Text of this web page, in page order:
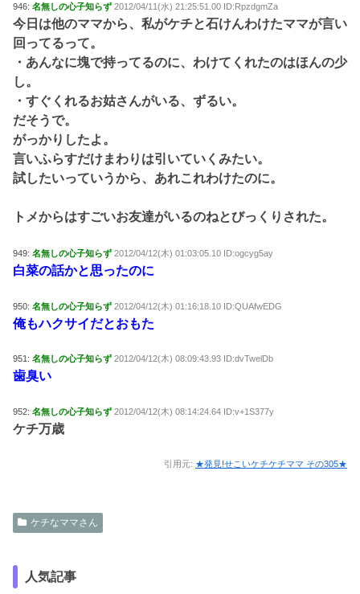
946: 名無しの心子知らず 2012/04/11(水) 21:25:51.00 ID:RpzdgmZa
今日は他のママから、私がケチと石けんわけたママが言い
回ってるって。
・あんなに塊で持ってるのに、わけてくれたのはほんの少
し。
・すぐくれるお姑さんがいる、ずるい。
だそうで。
がっかりしたよ。
言いふらすだけまわりは引いていくみたい。
試したいっていうから、あれこれわけたのに。
トメからはすごいお友達がいるのねとびっくりされた。
949: 名無しの心子知らず 2012/04/12(木) 01:03:05.10 ID:ogcyg5ay
白菜の話かと思ったのに
950: 名無しの心子知らず 2012/04/12(木) 01:16:18.10 ID:QUAfwEDG
俺もハクサイだとおもた
951: 名無しの心子知らず 2012/04/12(木) 08:09:43.93 ID:dvTwelDb
歯臭い
952: 名無しの心子知らず 2012/04/12(木) 08:14:24.64 ID:v+1S377y
ケチ万歳
引用元: ★発見!せこいケチケチママ その305★
ケチなママさん
人気記事